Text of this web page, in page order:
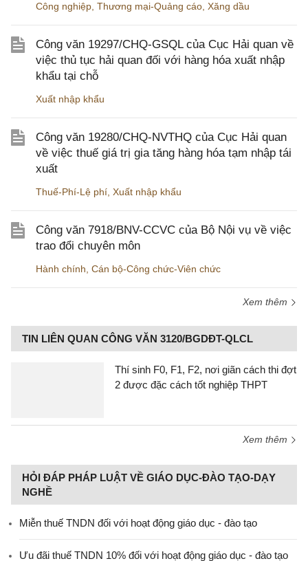
Công nghiệp Thương mại-Quảng cáo Xăng dầu
Công văn 19297/CHQ-GSQL của Cục Hải quan về
việc thủ tục hải quan đối với hàng hóa xuất nhập
khẩu tại chỗ
Xuất nhập khẩu
Công văn 19280/CHQ-NVTHQ của Cục Hải quan
về việc thuế giá trị gia tăng hàng hóa tạm nhập tái
xuất
Thuế-Phí-Lệ phí Xuất nhập khẩu
Công văn 7918/BNV-CCVC của Bộ Nội vụ về việc
trao đổi chuyên môn
Hành chính Cán bộ-Công chức-Viên chức
Xem thêm
TIN LIÊN QUAN CÔNG VĂN 3120/BGDĐT-QLCL
Thí sinh F0, F1, F2, nơi giãn cách thi đợt
2 được đặc cách tốt nghiệp THPT
Xem thêm
HỎI ĐÁP PHÁP LUẬT VỀ GIÁO DỤC-ĐÀO TẠO-DẠY
NGHỀ
Miễn thuế TNDN đối với hoạt động giáo dục - đào tạo
Ưu đãi thuế TNDN 10% đối với hoạt động giáo dục - đào tạo